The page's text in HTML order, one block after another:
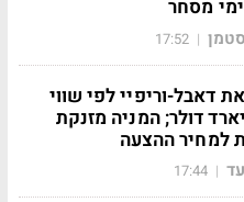
|
17:52
דאבל-וריפיי לפי שווי
מיליארד דולר; המניה מזנקת
|
17:44